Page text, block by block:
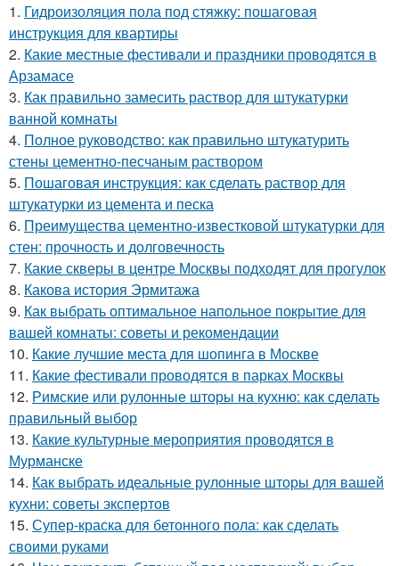
1. Гидроизоляция пола под стяжку: пошаговая
инструкция для квартиры
2. Какие местные фестивали и праздники проводятся в
Арзамасе
3. Как правильно замесить раствор для штукатурки
ванной комнаты
4. Полное руководство: как правильно штукатурить
стены цементно-песчаным раствором
5. Пошаговая инструкция: как сделать раствор для
штукатурки из цемента и песка
6. Преимущества цементно-известковой штукатурки для
стен: прочность и долговечность
7. Какие скверы в центре Москвы подходят для прогулок
8. Какова история Эрмитажа
9. Как выбрать оптимальное напольное покрытие для
вашей комнаты: советы и рекомендации
10. Какие лучшие места для шопинга в Москве
11. Какие фестивали проводятся в парках Москвы
12. Римские или рулонные шторы на кухню: как сделать
правильный выбор
13. Какие культурные мероприятия проводятся в
Мурманске
14. Как выбрать идеальные рулонные шторы для вашей
кухни: советы экспертов
15. Супер-краска для бетонного пола: как сделать
своими руками